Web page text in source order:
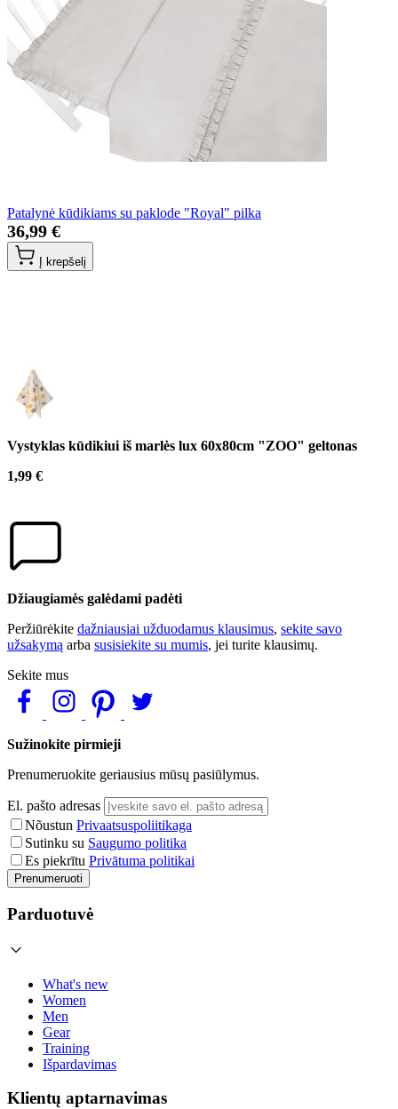
Patalynė kūdikiams su paklode "Royal" pilka
36,99 €
Į krepšelį
Vystyklas kūdikiui iš marlės lux 60x80cm "ZOO" geltonas
1,99 €
Džiaugiamės galėdami padėti
Peržiūrėkite dažniausiai užduodamus klausimus, sekite savo
užsakymą arba susisiekite su mumis, jei turite klausimų.
Sekite mus
Sužinokite pirmieji
Prenumeruokite geriausius mūsų pasiūlymus.
El. pašto adresas
Nõustun Privaatsuspoliitikaga
Sutinku su Saugumo politika
Es piekrītu Privātuma politikai
Prenumeruoti
Parduotuvė
What's new
Women
Men
Gear
Training
Išpardavimas
Klientų aptarnavimas